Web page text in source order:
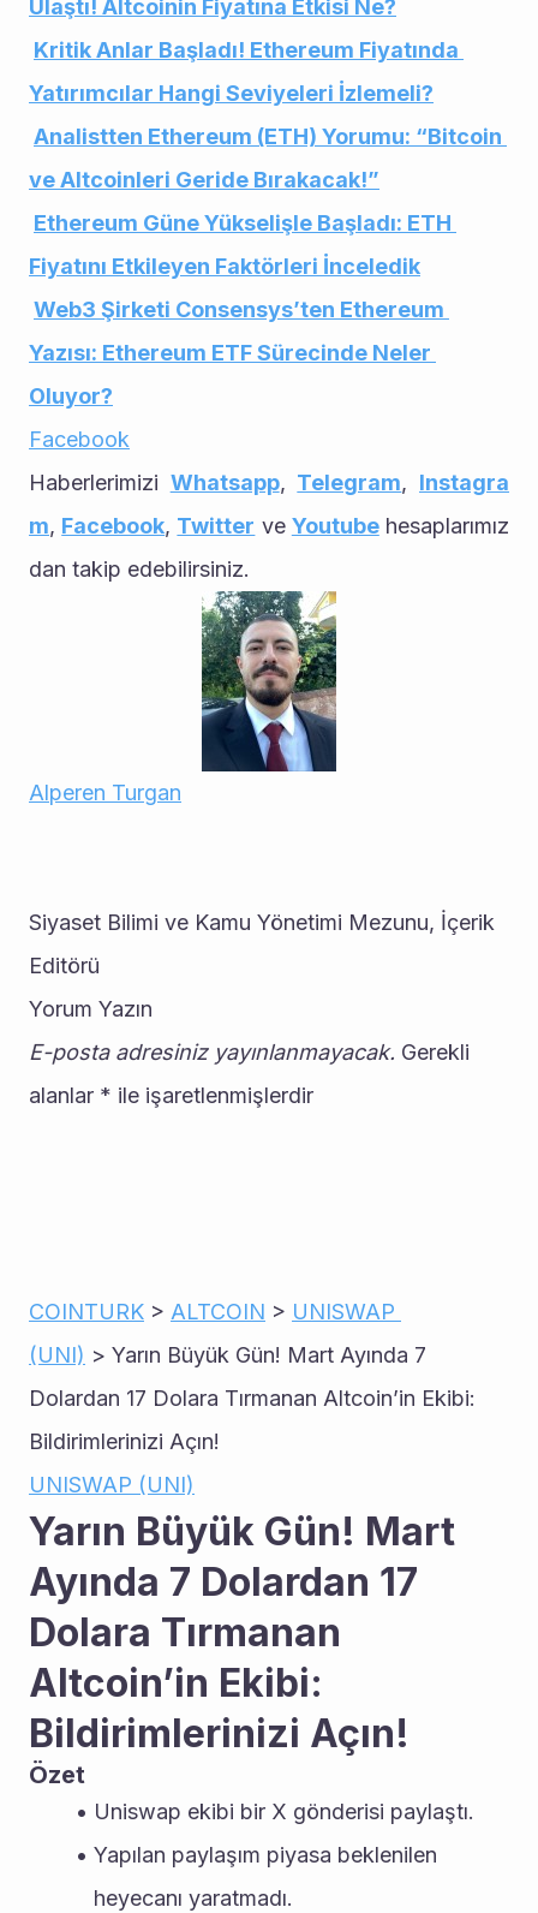
Ulaştı! Altcoinin Fiyatına Etkisi Ne?
Kritik Anlar Başladı! Ethereum Fiyatında
Yatırımcılar Hangi Seviyeleri İzlemeli?
Analistten Ethereum (ETH) Yorumu: “Bitcoin
ve Altcoinleri Geride Bırakacak!”
Ethereum Güne Yükselişle Başladı: ETH
Fiyatını Etkileyen Faktörleri İnceledik
Web3 Şirketi Consensys’ten Ethereum
Yazısı: Ethereum ETF Sürecinde Neler
Oluyor?
Facebook
Haberlerimizi Whatsapp, Telegram, Instagra
m, Facebook, Twitter ve Youtube hesaplarımız
dan takip edebilirsiniz.
Alperen Turgan
Siyaset Bilimi ve Kamu Yönetimi Mezunu, İçerik
Editörü
Yorum Yazın
E-posta adresiniz yayınlanmayacak. Gerekli
alanlar * ile işaretlenmişlerdir
COINTURK > ALTCOIN > UNISWAP
(UNI) > Yarın Büyük Gün! Mart Ayında 7
Dolardan 17 Dolara Tırmanan Altcoin’in Ekibi:
Bildirimlerinizi Açın!
UNISWAP (UNI)
Yarın Büyük Gün! Mart
Ayında 7 Dolardan 17
Dolara Tırmanan
Altcoin’in Ekibi:
Bildirimlerinizi Açın!
Özet
Uniswap ekibi bir X gönderisi paylaştı.
Yapılan paylaşım piyasa beklenilen
heyecanı yaratmadı.